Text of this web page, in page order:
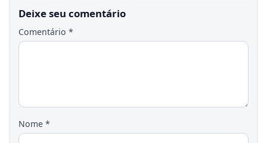
Deixe seu comentário
Comentário *
Nome *